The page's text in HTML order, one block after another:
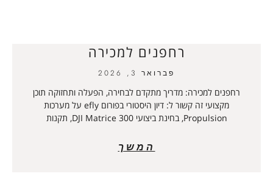
רחפנים למכירה
פברואר 3, 2026
רחפנים למכירה: מדריך מתקדם לבחירה, הפעלה ותחזוקה תוכן
מקצועי זה קשור ל: דיון היסטורי בפורום efly על מערכות
Propulsion, בחינת ביצועי DJI Matrice 300, תקנות
המשך